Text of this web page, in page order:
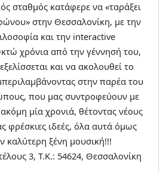
σταθμός κατάφερε να «ταράξει
στην Θεσσαλονίκη, με την
και την interactive
χρόνια από την γέννησή του,
και να ακολουθεί το
στην παρέα του
που μας συντροφεύουν με
μία χρονιά, θέτoντας νέους
φρέσκιες ιδεές, όλα αυτά όμως
καλύτερη ξένη μουσική!!!
3, Τ.Κ.: 54624, Θεσσαλονίκη